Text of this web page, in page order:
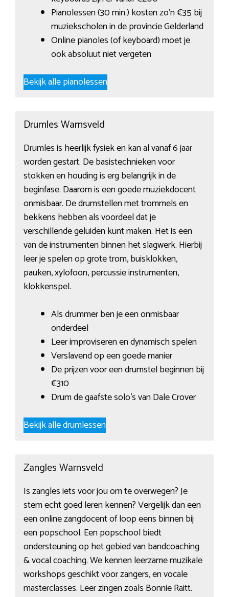
Pianolessen (30 min.) kosten zo’n €35 bij
muziekscholen in de provincie Gelderland
Online pianoles (of keyboard) moet je
ook absoluut niet vergeten
Bekijk alle pianolessen
Drumles Warnsveld
Drumles is heerlijk fysiek en kan al vanaf 6 jaar
worden gestart. De basistechnieken voor
stokken en houding is erg belangrijk in de
beginfase. Daarom is een goede muziekdocent
onmisbaar. De drumstellen met trommels en
bekkens hebben als voordeel dat je
verschillende geluiden kunt maken. Het is een
van de instrumenten binnen het slagwerk. Hierbij
leer je spelen op grote trom, buisklokken,
pauken, xylofoon, percussie instrumenten,
klokkenspel.
Als drummer ben je een onmisbaar
onderdeel
Leer improviseren en dynamisch spelen
Verslavend op een goede manier
De prijzen voor een drumstel beginnen bij
€310
Drum de gaafste solo’s van Dale Crover
Bekijk alle drumlessen
Zangles Warnsveld
Is zangles iets voor jou om te overwegen? Je
stem echt goed leren kennen? Vergelijk dan een
een online zangdocent of loop eens binnen bij
een popschool. Een popschool biedt
ondersteuning op het gebied van bandcoaching
& vocal coaching. We kennen leerzame muzikale
workshops geschikt voor zangers, en vocale
masterclasses. Leer zingen zoals Bonnie Raitt.